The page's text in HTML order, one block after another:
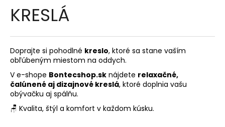
KRESLÁ
Doprajte si pohodlné kreslo, ktoré sa stane vaším
obľúbeným miestom na oddych.
V e-shope Bontecshop.sk nájdete relaxačné,
čalúnené aj dizajnové kreslá, ktoré doplnia vašu
obývačku aj spálňu.
🪑 Kvalita, štýl a komfort v každom kúsku.
t
r
e
b
u
j
e
t
e